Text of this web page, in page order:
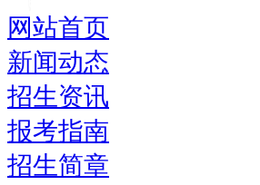
网站首页
新闻动态
招生资讯
报考指南
招生简章